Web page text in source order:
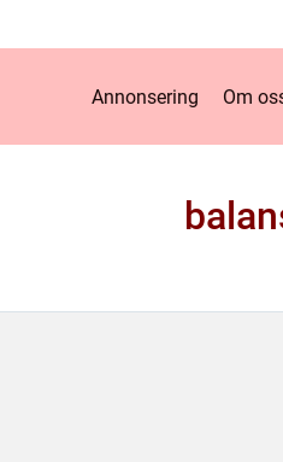
Annonsering Om